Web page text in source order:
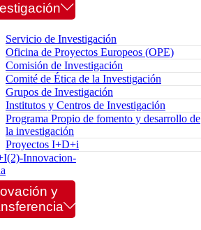
Servicio de Investigación
Oficina de Proyectos Europeos (OPE)
Comisión de Investigación
Comité de Ética de la Investigación
Grupos de Investigación
Institutos y Centros de Investigación
Programa Propio de fomento y desarrollo de
la investigación
Proyectos I+D+i
Innovacion-
y